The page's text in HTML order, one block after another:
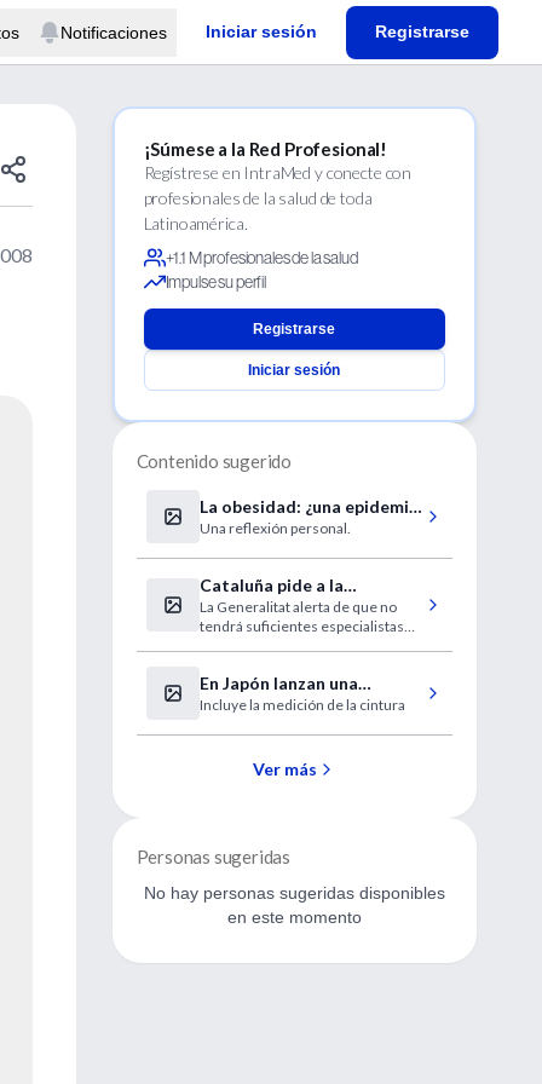
Notificaciones Iniciar sesión Registrarse
¡Súmese a la Red Profesional!
Regístrese en IntraMed y conecte con
profesionales de la salud de toda
Latinoamérica.
+1.1 M profesionales de la salud
Impulse su perfil
Registrarse
Iniciar sesión
Contenido sugerido
La obesidad: ¿una epidemia
del siglo XXI?
Una reflexión personal.
Cataluña pide a la
desesperada médicos
extranjeros sin homologar
La Generalitat alerta de que no
tendrá suficientes especialistas
En Japón lanzan una
campaña para prevenir la
obesidad
Incluye la medición de la cintura
Ver más
Personas sugeridas
No hay personas sugeridas disponibles
en este momento